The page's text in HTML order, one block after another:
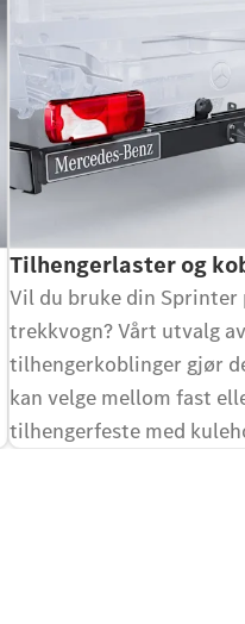
Tilhengerlaster og
Vil du bruke din Sprinter
trekkvogn? Vårt utvalg av
tilhengerkoblinger gjør
kan velge mellom fast
tilhengerfeste med